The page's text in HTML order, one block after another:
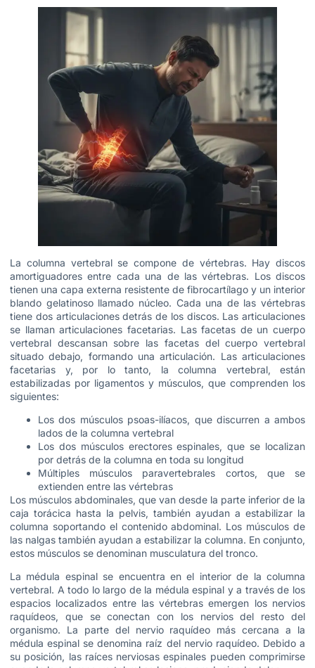
La columna vertebral se compone de vértebras. Hay discos
amortiguadores entre cada una de las vértebras. Los discos
tienen una capa externa resistente de fibrocartílago y un interior
blando gelatinoso llamado núcleo. Cada una de las vértebras
tiene dos articulaciones detrás de los discos. Las articulaciones
se llaman articulaciones facetarias. Las facetas de un cuerpo
vertebral descansan sobre las facetas del cuerpo vertebral
situado debajo, formando una articulación. Las articulaciones
facetarias y, por lo tanto, la columna vertebral, están
estabilizadas por ligamentos y músculos, que comprenden los
siguientes:
Los dos músculos psoas-ilíacos, que discurren a ambos
lados de la columna vertebral
Los dos músculos erectores espinales, que se localizan
por detrás de la columna en toda su longitud
Múltiples músculos paravertebrales cortos, que se
extienden entre las vértebras
Los músculos abdominales, que van desde la parte inferior de la
caja torácica hasta la pelvis, también ayudan a estabilizar la
columna soportando el contenido abdominal. Los músculos de
las nalgas también ayudan a estabilizar la columna. En conjunto,
estos músculos se denominan musculatura del tronco.
La médula espinal se encuentra en el interior de la columna
vertebral. A todo lo largo de la médula espinal y a través de los
espacios localizados entre las vértebras emergen los nervios
raquídeos, que se conectan con los nervios del resto del
organismo. La parte del nervio raquídeo más cercana a la
médula espinal se denomina raíz del nervio raquídeo. Debido a
su posición, las raíces nerviosas espinales pueden comprimirse